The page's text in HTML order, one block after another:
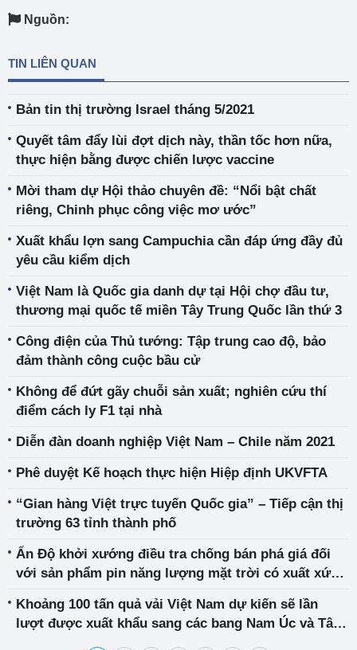
Nguồn:
TIN LIÊN QUAN
Bản tin thị trường Israel tháng 5/2021
Quyết tâm đẩy lùi đợt dịch này, thần tốc hơn nữa,
thực hiện bằng được chiến lược vaccine
Mời tham dự Hội thảo chuyên đề: “Nổi bật chất
riêng, Chinh phục công việc mơ ước”
Xuất khẩu lợn sang Campuchia cần đáp ứng đầy đủ
yêu cầu kiểm dịch
Việt Nam là Quốc gia danh dự tại Hội chợ đầu tư,
thương mại quốc tế miền Tây Trung Quốc lần thứ 3
Công điện của Thủ tướng: Tập trung cao độ, bảo
đảm thành công cuộc bầu cử
Không để đứt gãy chuỗi sản xuất; nghiên cứu thí
điểm cách ly F1 tại nhà
Diễn đàn doanh nghiệp Việt Nam – Chile năm 2021
Phê duyệt Kế hoạch thực hiện Hiệp định UKVFTA
“Gian hàng Việt trực tuyến Quốc gia” – Tiếp cận thị
trường 63 tỉnh thành phố
Ấn Độ khởi xướng điều tra chống bán phá giá đối
với sản phẩm pin năng lượng mặt trời có xuất xứ
Nam
Khoảng 100 tấn quả vải Việt Nam dự kiến sẽ lần
lượt được xuất khẩu sang các bang Nam Úc và Tây